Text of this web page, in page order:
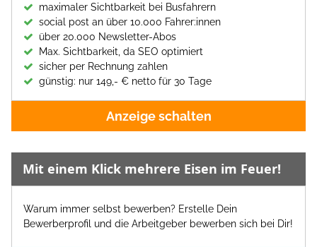
maximaler Sichtbarkeit bei Busfahrern
social post an über 10.000 Fahrer:innen
über 20.000 Newsletter-Abos
Max. Sichtbarkeit, da SEO optimiert
sicher per Rechnung zahlen
günstig: nur 149,- € netto für 30 Tage
Anzeige schalten
Mit einem Klick mehrere Eisen im Feuer!
Warum immer selbst bewerben? Erstelle Dein
Bewerberprofil und die Arbeitgeber bewerben sich bei Dir!